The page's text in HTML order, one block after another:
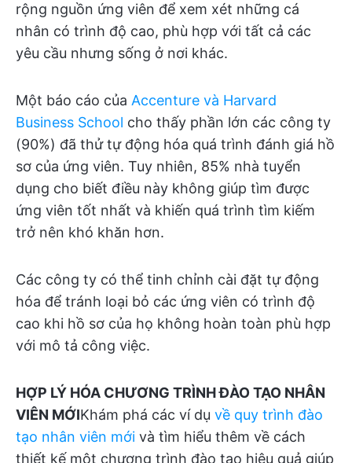
rộng nguồn ứng viên để xem xét những cá
nhân có trình độ cao, phù hợp với tất cả các
yêu cầu nhưng sống ở nơi khác.
Một báo cáo của Accenture và Harvard
Business School cho thấy phần lớn các công ty
(90%) đã thử tự động hóa quá trình đánh giá hồ
sơ của ứng viên. Tuy nhiên, 85% nhà tuyển
dụng cho biết điều này không giúp tìm được
ứng viên tốt nhất và khiến quá trình tìm kiếm
trở nên khó khăn hơn.
Các công ty có thể tinh chỉnh cài đặt tự động
hóa để tránh loại bỏ các ứng viên có trình độ
cao khi hồ sơ của họ không hoàn toàn phù hợp
với mô tả công việc.
HỢP LÝ HÓA CHƯƠNG TRÌNH ĐÀO TẠO NHÂN
VIÊN MỚIKhám phá các ví dụ về quy trình đào
tạo nhân viên mới và tìm hiểu thêm về cách
thiết kế một chương trình đào tạo hiệu quả giúp